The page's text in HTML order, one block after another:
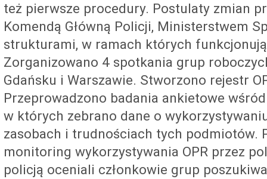
też pierwsze procedury. Postulaty zmian
Komendą Główną Policji, Ministerstwem
strukturami, w ramach których
Zorganizowano 4 spotkania grup
Gdańsku i Warszawie. Stworzono rejestr
Przeprowadzono badania ankietowe
w których zebrano dane o
zasobach i trudnościach tych podmiotów.
monitoring wykorzystywania OPR przez
policją oceniali członkowie grup